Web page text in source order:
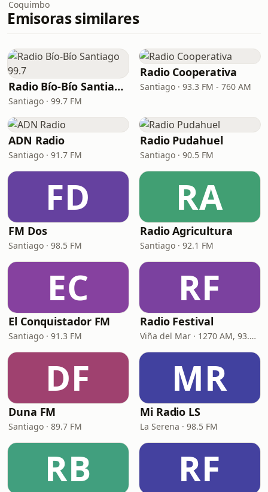
Coquimbo
Emisoras similares
Radio Bío-Bío Santiago 99.7
Santiago · 99.7 FM
Radio Cooperativa
Santiago · 93.3 FM - 760 AM
ADN Radio
Santiago · 91.7 FM
Radio Pudahuel
Santiago · 90.5 FM
FD
FM Dos
Santiago · 98.5 FM
RA
Radio Agricultura
Santiago · 92.1 FM
EC
El Conquistador FM
Santiago · 91.3 FM
RF
Radio Festival
Viña del Mar · 1270 AM, 93.7 FM
DF
Duna FM
Santiago · 89.7 FM
MR
Mi Radio LS
La Serena · 98.5 FM
RB RF